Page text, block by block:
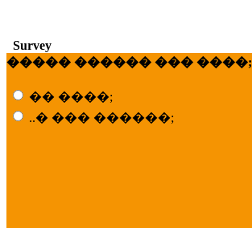
Survey
����� ������ ��� ����;
�� ����;
..� ��� ������;